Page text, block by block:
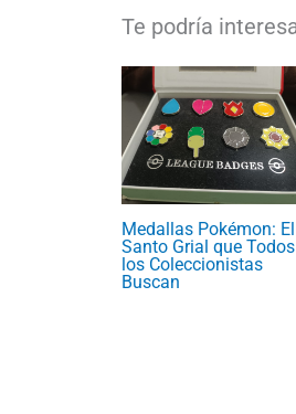
Medallas Pokémon: El
Santo Grial que Todos
los Coleccionistas
Buscan